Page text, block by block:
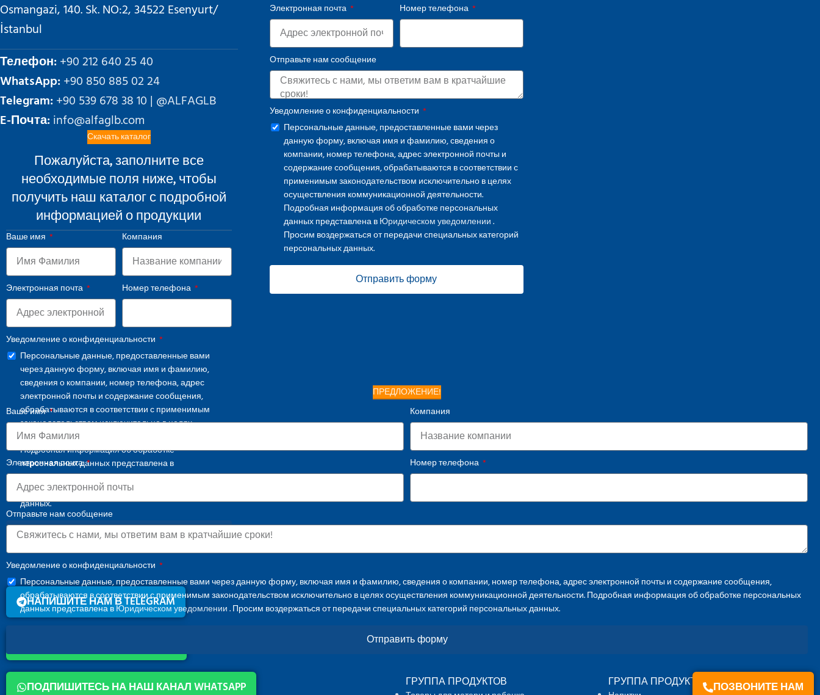
Osmangazi, 140. Sk. NO:2, 34522 Esenyurt/
İstanbul
Телефон:+90 212 640 25 40
WhatsApp:+90 850 885 02 24
Telegram:+90 539 678 38 10 | @ALFAGLB
E-Почта:info@alfaglb.com
Скачать каталог
Пожалуйста, заполните все
необходимые поля ниже, чтобы
получить наш каталог с подробной
информацией о продукции
Ваше имя Компания
Электронная почта Номер телефона
Уведомление о конфиденциальности
Персональные данные, предоставленные вами
через данную форму, включая имя и фамилию,
сведения о компании, номер телефона, адрес
электронной почты и содержание сообщения,
обрабатываются в соответствии с применимым
законодательством исключительно в целях
осуществления коммуникационной деятельности.
Подробная информация об обработке
персональных данных представлена в
Юридическом уведомлении. Просим воздержаться
от передачи специальных категорий персональных
данных.
СКАЧАТЬ КАТАЛОГ
Электронная почта Номер телефона
Отправьте нам сообщение
Уведомление о конфиденциальности
Персональные данные, предоставленные вами через
данную форму, включая имя и фамилию, сведения о
компании, номер телефона, адрес электронной почты и
содержание сообщения, обрабатываются в соответствии с
применимым законодательством исключительно в целях
осуществления коммуникационной деятельности.
Подробная информация об обработке персональных
данных представлена вЮридическом уведомлении.
Просим воздержаться от передачи специальных категорий
персональных данных.
Отправить форму
ПОДПИШИТЕСЬ НА НАШ КАНАЛ WHATSAPP
НАПИШИТЕ НАМ В TELEGRAM
ПОЗВОНИТЕ НАМ
ПРЕДЛОЖЕНИЕ!
Ваше имя
Компания
Электронная почта Номер телефона
Отправьте нам сообщение
Уведомление о конфиденциальности
Персональные данные, предоставленные вами через данную форму, включая имя и фамилию, сведения о компании, номер телефона, адрес электронной почты и содержание сообщения,
обрабатываются в соответствии с применимым законодательством исключительно в целях осуществления коммуникационной деятельности. Подробная информация об обработке персональных
данных представлена вЮридическом уведомлении. Просим воздержаться от передачи специальных категорий персональных данных.
Отправить форму
МЕНЮ ГРУППА ПРОДУКТОВ ГРУППА ПРОДУКТОВ